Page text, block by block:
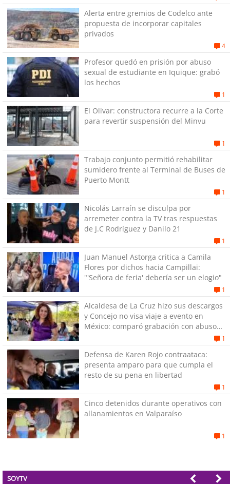
Alerta entre gremios de Codelco ante
propuesta de incorporar capitales
privados
4
Profesor quedó en prisión por abuso
sexual de estudiante en Iquique: grabó
los hechos
1
El Olivar: constructora recurre a la Corte
para revertir suspensión del Minvu
1
Trabajo conjunto permitió rehabilitar
sumidero frente al Terminal de Buses de
Puerto Montt
1
Nicolás Larraín se disculpa por
arremeter contra la TV tras respuestas
de J.C Rodríguez y Danilo 21
1
Juan Manuel Astorga critica a Camila
Flores por dichos hacia Campillai:
"'Señora de feria' debería ser un elogio"
1
Alcaldesa de La Cruz hizo sus descargos
y Concejo no visa viaje a evento en
México: comparó grabación con abuso
1
Defensa de Karen Rojo contraataca:
presenta amparo para que cumpla el
resto de su pena en libertad
1
Cinco detenidos durante operativos con
allanamientos en Valparaíso
1
SOYTV